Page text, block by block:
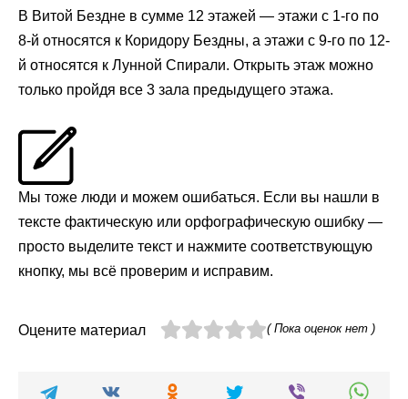
В Витой Бездне в сумме 12 этажей — этажи с 1-го по
8-й относятся к Коридору Бездны, а этажи с 9-го по 12-
й относятся к Лунной Спирали. Открыть этаж можно
только пройдя все 3 зала предыдущего этажа.
Мы тоже люди и можем ошибаться. Если вы нашли в
тексте фактическую или орфографическую ошибку —
просто выделите текст и нажмите соответствующую
кнопку, мы всё проверим и исправим.
Оцените материал ( Пока оценок нет )